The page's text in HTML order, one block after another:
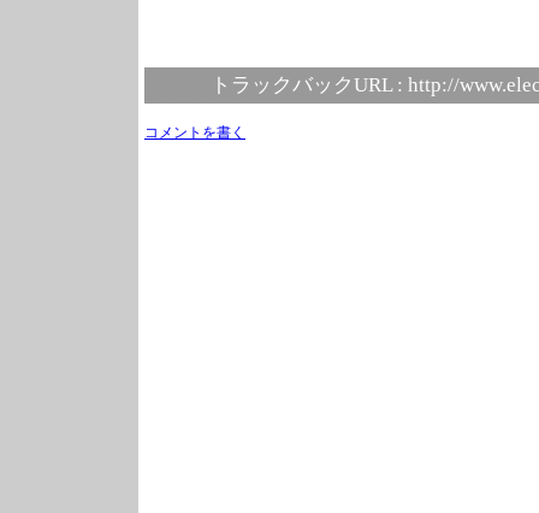
トラックバックURL : http://
コメントを書く